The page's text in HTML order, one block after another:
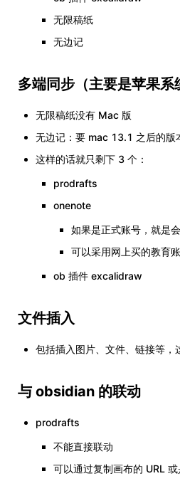
无限稿纸
无边记
多端同步（主要是苹果系
无限稿纸没有 Mac 版
无边记：要 mac 13.1 之后的版
这样的话就只剩下 3 个：
prodrafts
onenote
如果是正式账号，就是
可以采用网上买的教育
ob 插件 excalidraw
文件插入
包括插入图片、文件、链接等，
与 obsidian 的联动
prodrafts
不能直接联动
可以通过复制画布的 URL